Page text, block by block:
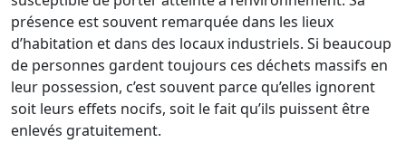
présence est souvent remarquée dans les lieux
d’habitation et dans des locaux industriels. Si beaucoup
de personnes gardent toujours ces déchets massifs en
leur possession, c’est souvent parce qu’elles ignorent
soit leurs effets nocifs, soit le fait qu’ils puissent être
enlevés gratuitement.